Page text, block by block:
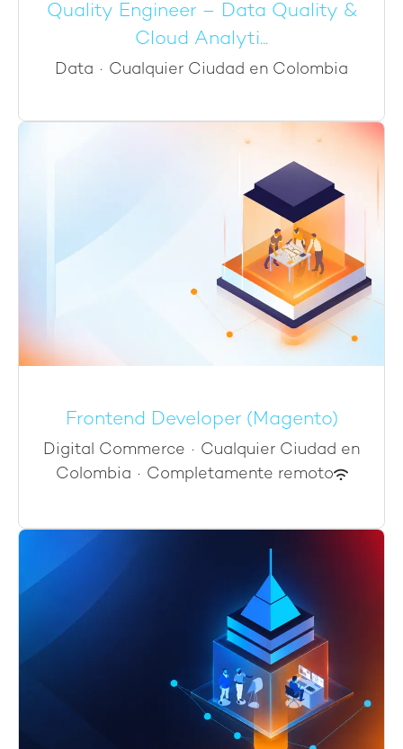
Quality Engineer – Data Quality &
Cloud Analyti...
Data · Cualquier Ciudad en Colombia
Frontend Developer (Magento)
Digital Commerce · Cualquier Ciudad en
Colombia · Completamente remoto